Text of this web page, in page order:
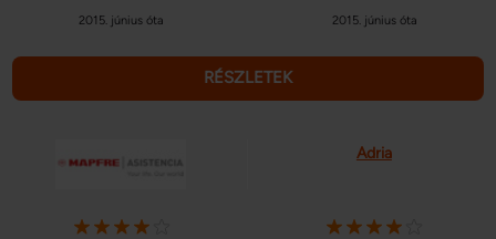
2015. június óta 2015. június óta
RÉSZLETEK
Adria